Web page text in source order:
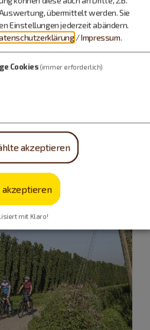
der größten
Europas – sowie die größte
zum Ersten Weltkrieg in der
übermittelt werden. Sie
Einstellungen jederzeit abändern.
/Impressum.
Cookies (immer erforderlich)
akzeptieren
akzeptieren
mit Klaro!